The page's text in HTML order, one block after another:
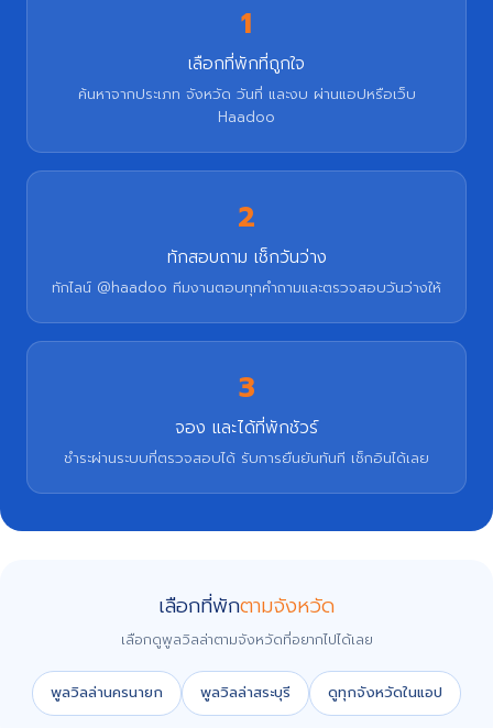
1
เลือกที่พักที่ถูกใจ
ค้นหาจากประเภท จังหวัด วันที่ และงบ ผ่านแอปหรือเว็บ
Haadoo
2
ทักสอบถาม เช็กวันว่าง
ทักไลน์ @haadoo ทีมงานตอบทุกคำถามและตรวจสอบวันว่างให้
3
จอง และได้ที่พักชัวร์
ชำระผ่านระบบที่ตรวจสอบได้ รับการยืนยันทันที เช็กอินได้เลย
เลือกที่พักตามจังหวัด
เลือกดูพูลวิลล่าตามจังหวัดที่อยากไปได้เลย
พูลวิลล่านครนายก พูลวิลล่าสระบุรี ดูทุกจังหวัดในแอป